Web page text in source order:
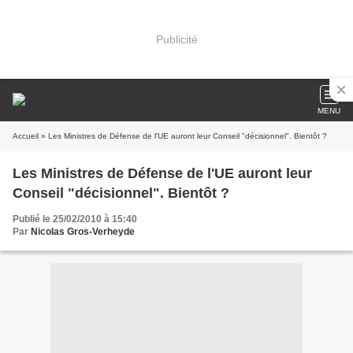
Publicité
MENU
Accueil » Les Ministres de Défense de l'UE auront leur Conseil "décisionnel". Bientôt ?
Les Ministres de Défense de l'UE auront leur
Conseil "décisionnel". Bientôt ?
Publié le 25/02/2010 à 15:40
Par Nicolas Gros-Verheyde